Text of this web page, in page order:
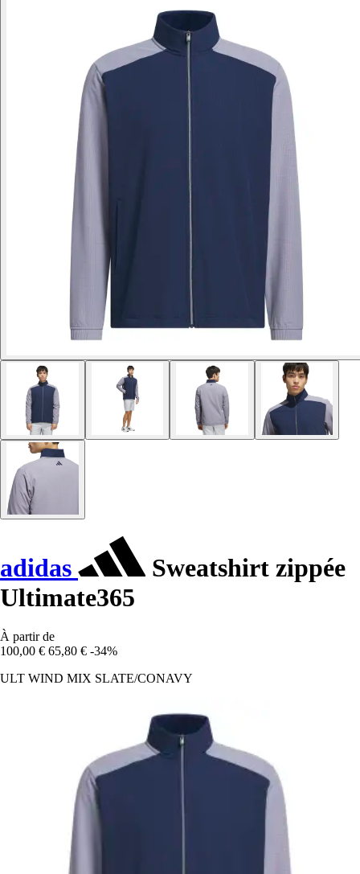
adidas
Sweatshirt zippée
Ultimate365
À partir de
100,00 € 65,80 € -34%
ULT WIND MIX SLATE/CONAVY